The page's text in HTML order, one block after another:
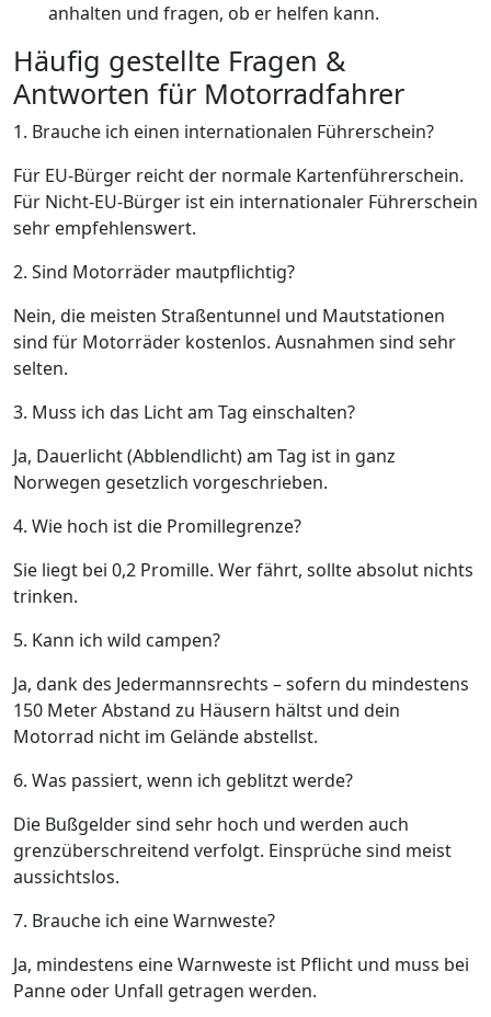
anhalten und fragen, ob er helfen kann.
Häufig gestellte Fragen &
Antworten für Motorradfahrer
1. Brauche ich einen internationalen Führerschein?
Für EU-Bürger reicht der normale Kartenführerschein.
Für Nicht-EU-Bürger ist ein internationaler Führerschein
sehr empfehlenswert.
2. Sind Motorräder mautpflichtig?
Nein, die meisten Straßentunnel und Mautstationen
sind für Motorräder kostenlos. Ausnahmen sind sehr
selten.
3. Muss ich das Licht am Tag einschalten?
Ja, Dauerlicht (Abblendlicht) am Tag ist in ganz
Norwegen gesetzlich vorgeschrieben.
4. Wie hoch ist die Promillegrenze?
Sie liegt bei 0,2 Promille. Wer fährt, sollte absolut nichts
trinken.
5. Kann ich wild campen?
Ja, dank des Jedermannsrechts – sofern du mindestens
150 Meter Abstand zu Häusern hältst und dein
Motorrad nicht im Gelände abstellst.
6. Was passiert, wenn ich geblitzt werde?
Die Bußgelder sind sehr hoch und werden auch
grenzüberschreitend verfolgt. Einsprüche sind meist
aussichtslos.
7. Brauche ich eine Warnweste?
Ja, mindestens eine Warnweste ist Pflicht und muss bei
Panne oder Unfall getragen werden.